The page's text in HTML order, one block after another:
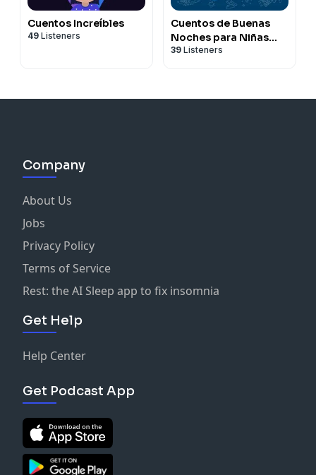
Cuentos Increíbles
49 Listeners
Cuentos de Buenas
Noches para Niñas
Rebeldes
39 Listeners
Company
About Us
Jobs
Privacy Policy
Terms of Service
Rest: the AI Sleep app to fix insomnia
Get Help
Help Center
Get Podcast App